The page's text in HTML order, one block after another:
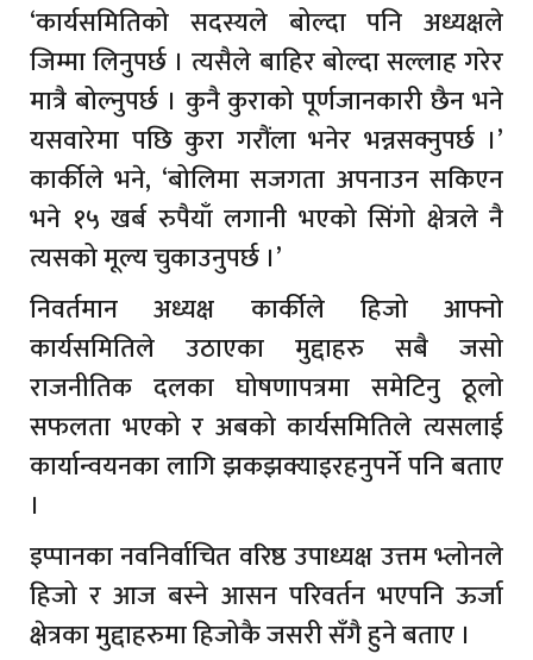
‘कार्यसमितिको सदस्यले बोल्दा पनि अध्यक्षले
जिम्मा लिनुपर्छ । त्यसैले बाहिर बोल्दा सल्लाह गरेर
मात्रै बोल्नुपर्छ । कुनै कुराको पूर्णजानकारी छैन भने
यसवारेमा पछि कुरा गरौंला भनेर भन्नसक्नुपर्छ ।’
कार्कीले भने, ‘बोलिमा सजगता अपनाउन सकिएन
भने १५ खर्ब रुपैयाँ लगानी भएको सिंगो क्षेत्रले नै
त्यसको मूल्य चुकाउनुपर्छ ।’
निवर्तमान अध्यक्ष कार्कीले हिजो आफ्नो
कार्यसमितिले उठाएका मुद्दाहरु सबै जसो
राजनीतिक दलका घोषणापत्रमा समेटिनु ठूलो
सफलता भएको र अबको कार्यसमितिले त्यसलाई
कार्यान्वयनका लागि झकझक्याइरहनुपर्ने पनि बताए
।
इप्पानका नवनिर्वाचित वरिष्ठ उपाध्यक्ष उत्तम भ्लोनले
हिजो र आज बस्ने आसन परिवर्तन भएपनि ऊर्जा
क्षेत्रका मुद्दाहरुमा हिजोकै जसरी सँगै हुने बताए ।